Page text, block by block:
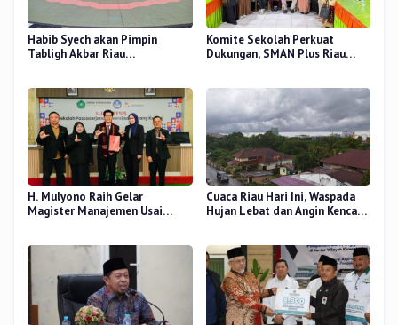
Habib Syech akan Pimpin
Tabligh Akbar Riau
Komite Sekolah Perkuat
Dukungan, SMAN Plus Riau
H. Mulyono Raih Gelar
Magister Manajemen Usai
Cuaca Riau Hari Ini, Waspada
Hujan Lebat dan Angin Kencang